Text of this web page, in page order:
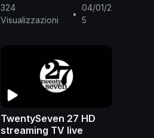
324
Visualizzazioni
•
04/01/2
5
TwentySeven 27 HD
streaming TV live